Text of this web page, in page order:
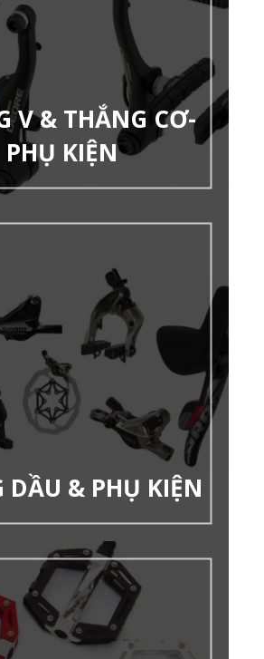
V & THẮNG CƠ-
PHỤ KIỆN
DẦU & PHỤ KIỆN